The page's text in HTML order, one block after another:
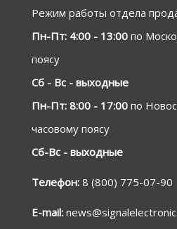
Режим работы отдела
Пн-Пт: 4:00 - 13:00 по
поясу
Сб - Вс - выходные
Пн-Пт: 8:00 - 17:00 по
часовому поясу
Сб-Вс - выходные
Телефон: 8 (800) 775-07-90
E-mail: